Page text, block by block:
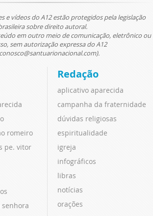
e vídeos do A12 estão protegidos pela legislação
sobre direito autoral.
em outro meio de comunicação, eletrônico ou
sem autorização expressa do A12
romeiro
pe. vitor
Redação
aplicativo aparecida
campanha da fraternidade
dúvidas religiosas
espiritualidade
igreja
infográficos
libras
notícias
orações